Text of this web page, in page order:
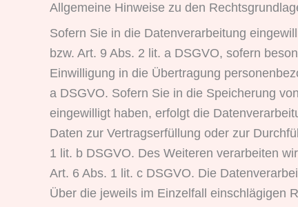
Allgemeine Hinweise zu den
Sofern Sie in die Datenverarbeitung
bzw. Art. 9 Abs. 2 lit. a DSGVO, sofern
Einwilligung in die Übertragung
a DSGVO. Sofern Sie in die Speicherung
eingewilligt haben, erfolgt die
Daten zur Vertragserfüllung oder zur
1 lit. b DSGVO. Des Weiteren verarbeiten
Art. 6 Abs. 1 lit. c DSGVO. Die
Über die jeweils im Einzelfall einschlägigen